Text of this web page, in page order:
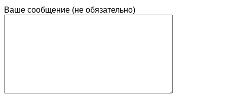
Ваше сообщение (не обязательно)